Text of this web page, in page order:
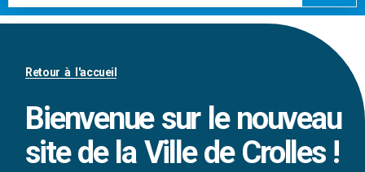
Retour à l'accueil
Bienvenue sur le nouveau
site de la Ville de Crolles !